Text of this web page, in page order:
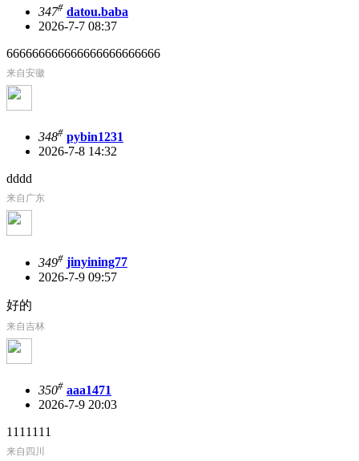
347# datou.baba
2026-7-7 08:37
666666666666666666666666
来自安徽
348# pybin1231
2026-7-8 14:32
dddd
来自广东
349# jinyining77
2026-7-9 09:57
好的
来自吉林
350# aaa1471
2026-7-9 20:03
1111111
来自四川